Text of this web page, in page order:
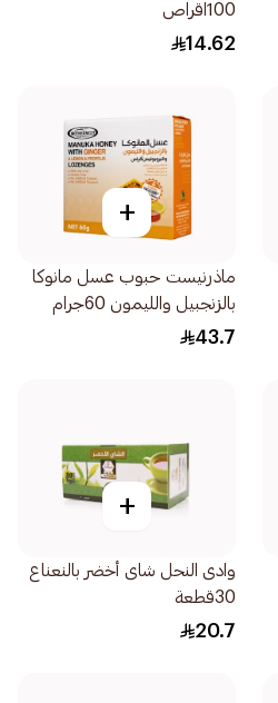
100اقراص
14.62
+
ماذرنيست حبوب عسل مانوكا
بالزنجبيل والليمون 60جرام
43.7
+
وادى النحل شاى أخضر بالنعناع
30قطعة
20.7